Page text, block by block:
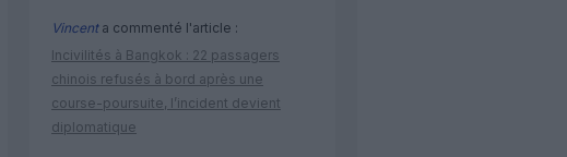
Vincenta commenté l'article :
Incivilités à Bangkok : 22 passagers
chinois refusés à bord après une
course-poursuite, l’incident devient
diplomatique